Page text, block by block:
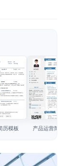
历模板
查看模板
产品运营简